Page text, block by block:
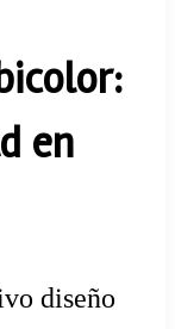
en
diseño